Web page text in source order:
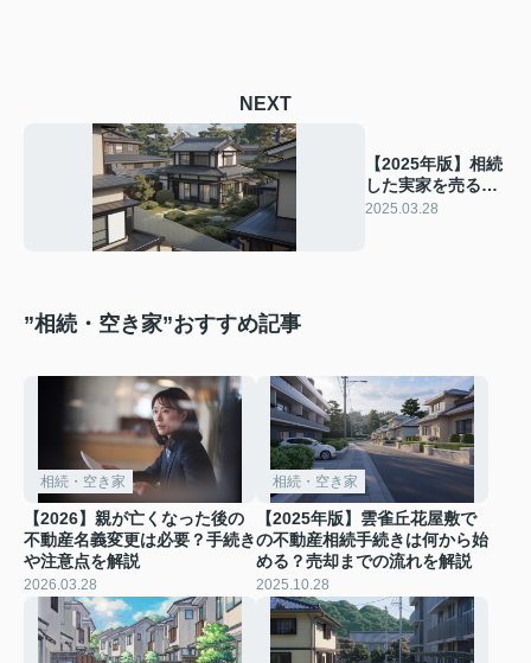
NEXT
【2025年版】相続
した実家を売るべ
き？賃貸にすべ
2025.03.28
”相続・空き家”おすすめ記事
相続・空き家
【2026】親が亡くなった後の
不動産名義変更は必要？手続き
や注意点を解説
2026.03.28
相続・空き家
【2025年版】雲雀丘花屋敷で
の不動産相続手続きは何から始
める？売却までの流れを解説
2025.10.28